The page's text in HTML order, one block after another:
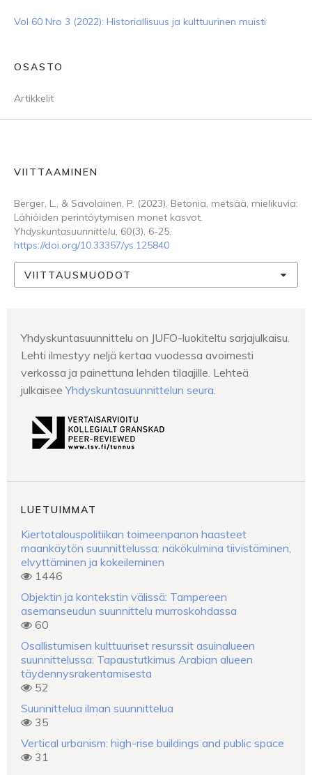
Vol 60 Nro 3 (2022): Historiallisuus ja kulttuurinen muisti
OSASTO
Artikkelit
VIITTAAMINEN
Berger, L., & Savolainen, P. (2023). Betonia, metsää, mielikuvia:
Lähiöiden perintöytymisen monet kasvot.
Yhdyskuntasuunnittelu, 60(3), 6-25.
https://doi.org/10.33357/ys.125840
VIITTAUSMUODOT
Yhdyskuntasuunnittelu on JUFO-luokiteltu sarjajulkaisu.
Lehti ilmestyy neljä kertaa vuodessa avoimesti
verkossa ja painettuna lehden tilaajille. Lehteä
julkaiseeYhdyskuntasuunnittelun seura.
LUETUIMMAT
Kiertotalouspolitiikan toimeenpanon haasteet
maankäytön suunnittelussa: näkökulmina tiivistäminen,
elvyttäminen ja kokeileminen
1446
Objektin ja kontekstin välissä: Tampereen
asemanseudun suunnittelu murroskohdassa
60
Osallistumisen kulttuuriset resurssit asuinalueen
suunnittelussa: Tapaustutkimus Arabian alueen
täydennysrakentamisesta
52
Suunnittelua ilman suunnittelua
35
Vertical urbanism: high-rise buildings and public space
31